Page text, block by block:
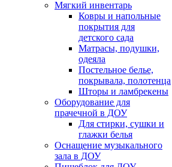
Мягкий инвентарь
Ковры и напольные
покрытия для
детского сада
Матрасы, подушки,
одеяла
Постельное белье,
покрывала, полотенца
Шторы и ламбрекены
Оборудование для
прачечной в ДОУ
Для стирки, сушки и
глажки белья
Оснащение музыкального
зала в ДОУ